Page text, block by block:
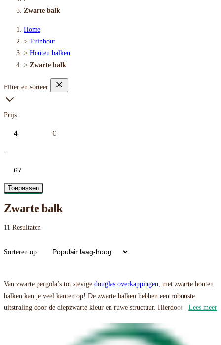
Zwarte balk
Home
> Tuinhout
> Houten balken
> Zwarte balk
Filter en sorteer
Prijs
€
-
Toepassen
Zwarte balk
11 Resultaten
Sorteren op:
Van zwarte pergola’s tot stevige douglas overkappingen, met zwarte houten
balken kan je veel kanten op! De zwarte balken hebben een robuuste
uitstraling door de diepzwarte kleur en ruwe structuur. Hierdoor passen ze
mooie kleurencombinatie. Benieuwd naar alle mogelijkheden? Bekijk
hieronder de zwarte balken in ons assortiment en lees verder over hoe je de
Lees meer